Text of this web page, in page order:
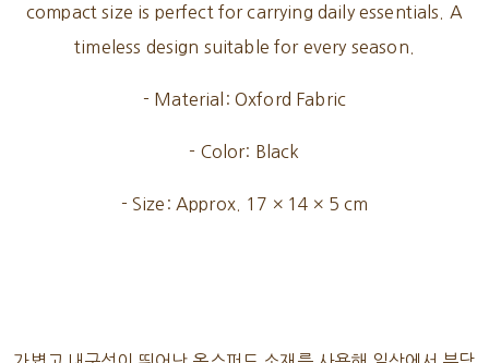
compact size is perfect for carrying daily essentials. A
timeless design suitable for every season.
- Material: Oxford Fabric
- Color: Black
- Size: Approx. 17 × 14 × 5 cm